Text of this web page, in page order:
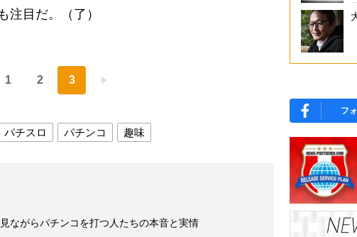
注目だ。（了）
1 2 3
パチスロ パチンコ 趣味
ながらパチンコを打つ人たちの本音と実情
フ